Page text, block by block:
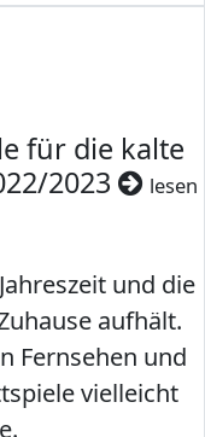
für die kalte
2023
lesen
und die
aufhält.
Fernsehen und
vielleicht